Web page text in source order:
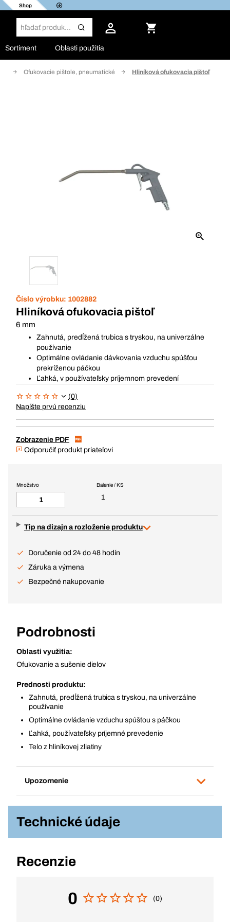
Shop
Sortiment Oblasti použitia
Ofukovacie pištole, pneumatické Hliníková ofukovacia pištoľ
Číslo výrobku: 1002882
Hliníková ofukovacia pištoľ
6 mm
Zahnutá, predĺžená trubica s tryskou, na univerzálne
používanie
Optimálne ovládanie dávkovania vzduchu spúšťou
prekríženou páčkou
Ľahká, v používateľsky príjemnom prevedení
(0)
Napíšte prvú recenziu
Zobrazenie PDF
Odporučiť produkt priateľovi
Balenie / KS
1
Množstvo
Tip na dizajn a rozloženie produktu
Doručenie od 24 do 48 hodín
Záruka a výmena
Bezpečné nakupovanie
Podrobnosti
Oblasti využitia:
Ofukovanie a sušenie dielov
Prednosti produktu:
Zahnutá, predĺžená trubica s tryskou, na univerzálne
používanie
Optimálne ovládanie vzduchu spúšťou s páčkou
Ľahká, používateľsky príjemné prevedenie
Telo z hliníkovej zliatiny
Upozornenie
Technické údaje
Recenzie
0 (0)